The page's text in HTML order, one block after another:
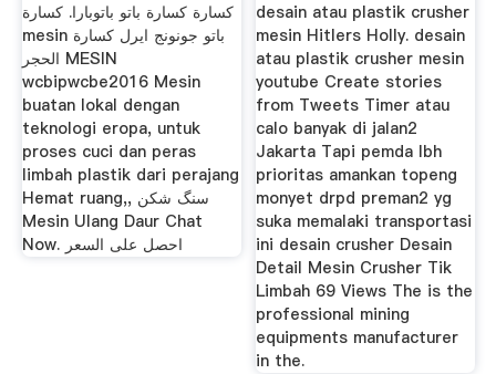
كسارة كسارة باتو باتوبارا. كسارة
mesin باتو جونونج ايرل كسارة
الحجر MESIN
wcbipwcbe2016 Mesin
buatan lokal dengan
teknologi eropa, untuk
proses cuci dan peras
limbah plastik dari perajang
Hemat ruang,, سنگ شکن
Mesin Ulang Daur Chat
Now. احصل على السعر
desain atau plastik crusher
mesin Hitlers Holly. desain
atau plastik crusher mesin
youtube Create stories
from Tweets Timer atau
calo banyak di jalan2
Jakarta Tapi pemda lbh
prioritas amankan topeng
monyet drpd preman2 yg
suka memalaki transportasi
ini desain crusher Desain
Detail Mesin Crusher Tik
Limbah 69 Views The is the
professional mining
equipments manufacturer
in the.